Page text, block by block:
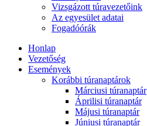
Vizsgázott túravezetőink
Az egyesület adatai
Fogadóórák
Honlap
Vezetőség
Események
Korábbi túranaptárok
Márciusi túranaptár
Áprilisi túranaptár
Májusi túranaptár
Júniusi túranaptár